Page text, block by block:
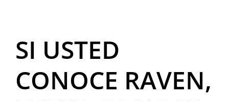
SI USTED
CONOCE RAVEN,